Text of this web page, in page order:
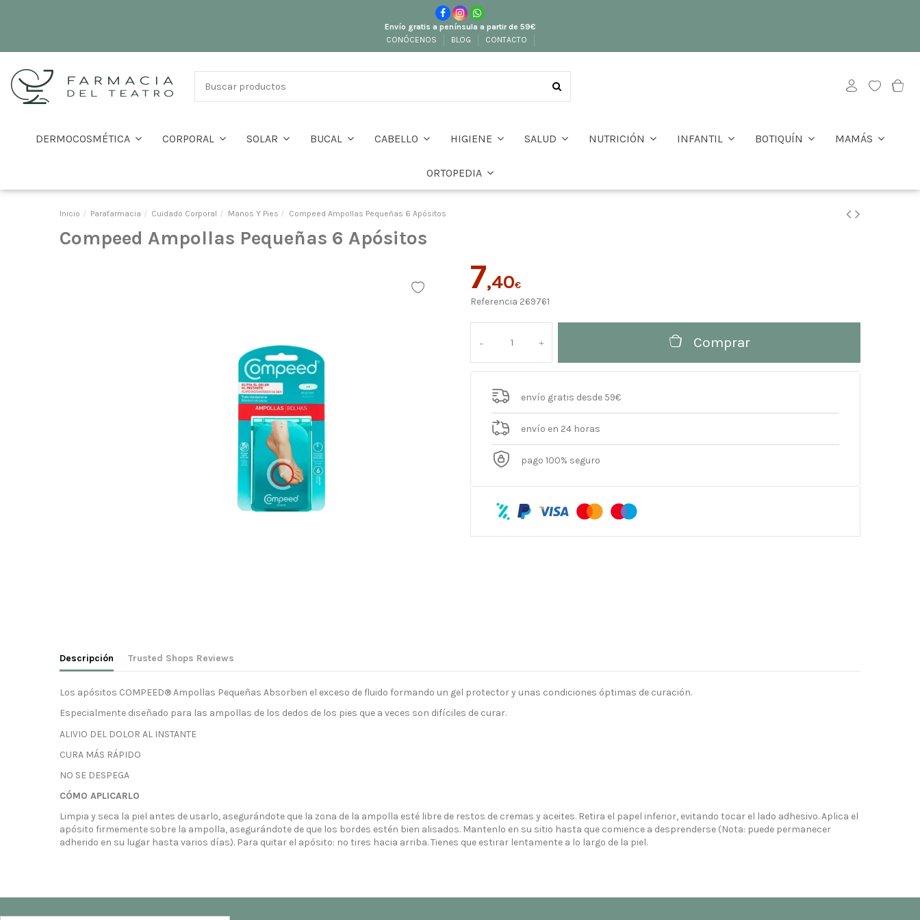
Envío gratis a península a partir de 59€
CONÓCENOS
BLOG CONTACTO
DERMOCOSMÉTICA CORPORAL SOLAR BUCAL CABELLO HIGIENE SALUD NUTRICIÓN INFANTIL BOTIQUÍN MAMÁS
ORTOPEDIA
Inicio Parafarmacia Cuidado Corporal Manos Y Pies Compeed Ampollas Pequeñas 6 Apósitos
Compeed Ampollas Pequeñas 6 Apósitos
7,40€
Referencia 269761
Comprar
envío gratis desde 59€
envío en 24 horas
pago 100% seguro
Descripción Trusted Shops Reviews
Los apósitos COMPEED® Ampollas Pequeñas Absorben el exceso de fluido formando un gel protector y unas condiciones óptimas de curación.
Especialmente diseñado para las ampollas de los dedos de los pies que a veces son difíciles de curar.
ALIVIO DEL DOLOR AL INSTANTE
CURA MÁS RÁPIDO
NO SE DESPEGA
CÓMO APLICARLO
Limpia y seca la piel antes de usarlo, asegurándote que la zona de la ampolla esté libre de restos de cremas y aceites. Retira el papel inferior, evitando tocar el lado adhesivo. Aplica el
apósito firmemente sobre la ampolla, asegurándote de que los bordes estén bien alisados. Mantenlo en su sitio hasta que comience a desprenderse (Nota: puede permanecer
adherido en su lugar hasta varios días). Para quitar el apósito: no tires hacia arriba. Tienes que estirar lentamente a lo largo de la piel.